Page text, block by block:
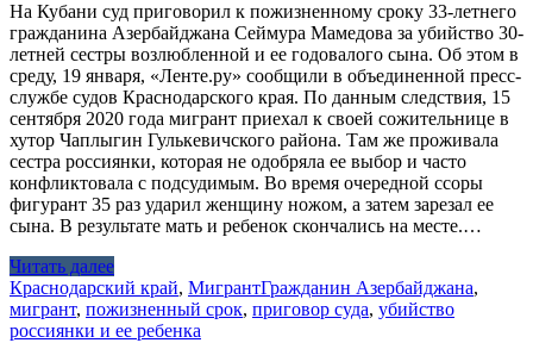
На Кубани суд приговорил к пожизненному сроку 33-летнего
гражданина Азербайджана Сеймура Мамедова за убийство 30-
летней сестры возлюбленной и ее годовалого сына. Об этом в
среду, 19 января, «Ленте.ру» сообщили в объединенной пресс-
службе судов Краснодарского края. По данным следствия, 15
сентября 2020 года мигрант приехал к своей сожительнице в
хутор Чаплыгин Гулькевичского района. Там же проживала
сестра россиянки, которая не одобряла ее выбор и часто
конфликтовала с подсудимым. Во время очередной ссоры
фигурант 35 раз ударил женщину ножом, а затем зарезал ее
сына. В результате мать и ребенок скончались на месте.…
Читать далее
Краснодарский край, МигрантГражданин Азербайджана,
мигрант, пожизненный срок, приговор суда, убийство
россиянки и ее ребенка